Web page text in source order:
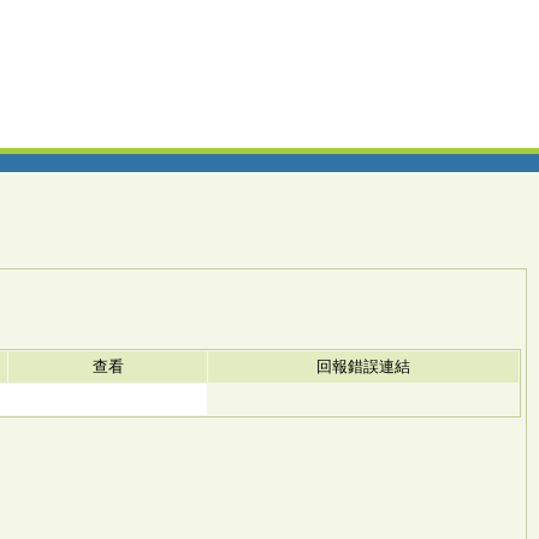
查看
回報錯誤連結